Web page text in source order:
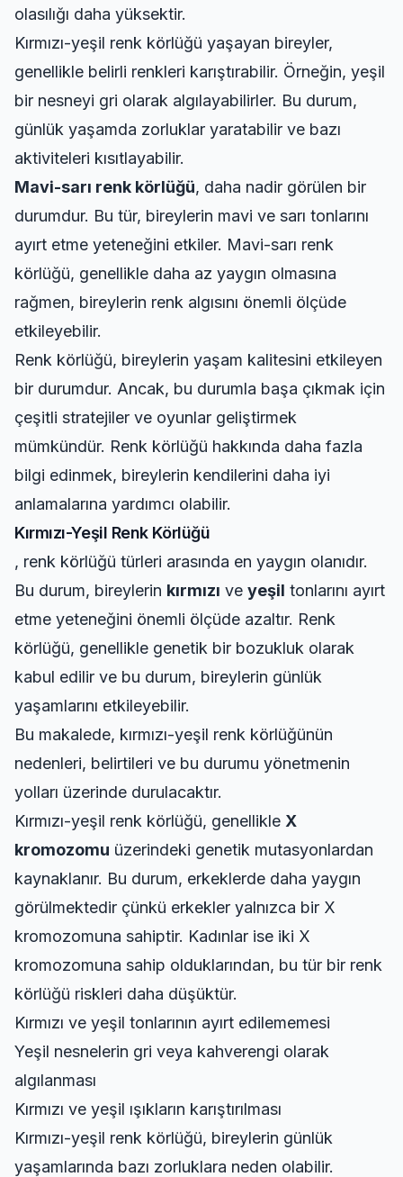
olasılığı daha yüksektir.
Kırmızı-yeşil renk körlüğü yaşayan bireyler,
genellikle belirli renkleri karıştırabilir. Örneğin, yeşil
bir nesneyi gri olarak algılayabilirler. Bu durum,
günlük yaşamda zorluklar yaratabilir ve bazı
aktiviteleri kısıtlayabilir.
Mavi-sarı renk körlüğü, daha nadir görülen bir
durumdur. Bu tür, bireylerin mavi ve sarı tonlarını
ayırt etme yeteneğini etkiler. Mavi-sarı renk
körlüğü, genellikle daha az yaygın olmasına
rağmen, bireylerin renk algısını önemli ölçüde
etkileyebilir.
Renk körlüğü, bireylerin yaşam kalitesini etkileyen
bir durumdur. Ancak, bu durumla başa çıkmak için
çeşitli stratejiler ve oyunlar geliştirmek
mümkündür. Renk körlüğü hakkında daha fazla
bilgi edinmek, bireylerin kendilerini daha iyi
anlamalarına yardımcı olabilir.
Kırmızı-Yeşil Renk Körlüğü
, renk körlüğü türleri arasında en yaygın olanıdır.
Bu durum, bireylerin kırmızı ve yeşil tonlarını ayırt
etme yeteneğini önemli ölçüde azaltır. Renk
körlüğü, genellikle genetik bir bozukluk olarak
kabul edilir ve bu durum, bireylerin günlük
yaşamlarını etkileyebilir.
Bu makalede, kırmızı-yeşil renk körlüğünün
nedenleri, belirtileri ve bu durumu yönetmenin
yolları üzerinde durulacaktır.
Kırmızı-yeşil renk körlüğü, genellikle X
kromozomu üzerindeki genetik mutasyonlardan
kaynaklanır. Bu durum, erkeklerde daha yaygın
görülmektedir çünkü erkekler yalnızca bir X
kromozomuna sahiptir. Kadınlar ise iki X
kromozomuna sahip olduklarından, bu tür bir renk
körlüğü riskleri daha düşüktür.
Kırmızı ve yeşil tonlarının ayırt edilememesi
Yeşil nesnelerin gri veya kahverengi olarak
algılanması
Kırmızı ve yeşil ışıkların karıştırılması
Kırmızı-yeşil renk körlüğü, bireylerin günlük
yaşamlarında bazı zorluklara neden olabilir.